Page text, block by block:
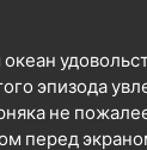
эпизода
не
перед